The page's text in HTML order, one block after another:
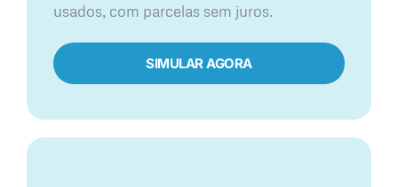
usados, com parcelas sem juros.
SIMULAR AGORA